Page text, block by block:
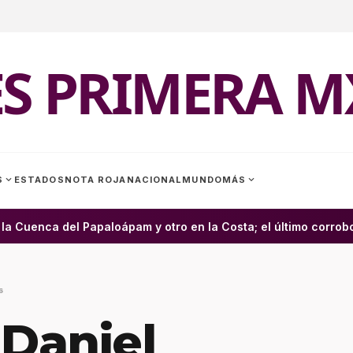
PRIMERA
expand_more ESTADOS NOTA ROJA NACIONAL MUNDOMÁS expand_more
del Papaloápam y otro en la Costa; el último